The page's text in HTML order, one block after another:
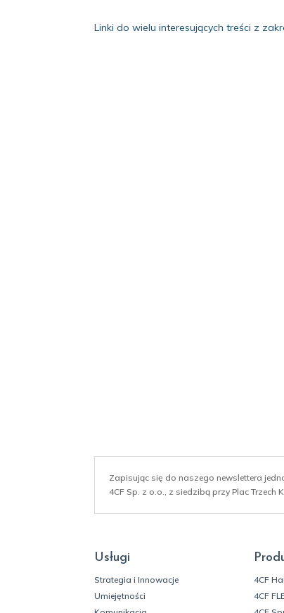
Linki do wielu interesujących treści z
Zapisując się do naszego newslettera
4CF Sp. z o.o., z siedzibą przy Plac Trzech
Usługi
Strategia i Innowacje
Umiejętności
4CF
4CF